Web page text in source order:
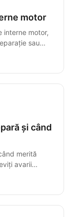
motor
interne motor,
sau
și când
merită
avarii